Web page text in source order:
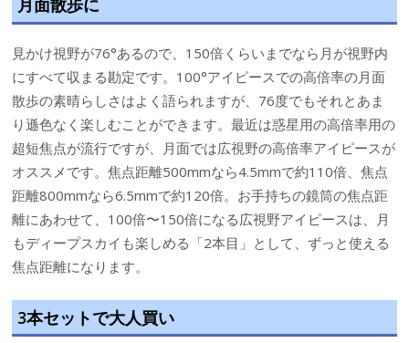
月面散歩に
見かけ視野が76°あるので、150倍くらいまでなら月が視野内
にすべて収まる勘定です。100°アイピースでの高倍率の月面
散歩の素晴らしさはよく語られますが、76度でもそれとあま
り遜色なく楽しむことができます。最近は惑星用の高倍率用の
超短焦点が流行ですが、月面では広視野の高倍率アイピースが
オススメです。焦点距離500mmなら4.5mmで約110倍、焦点
距離800mmなら6.5mmで約120倍。お手持ちの鏡筒の焦点距
離にあわせて、100倍〜150倍になる広視野アイピースは、月
もディープスカイも楽しめる「2本目」として、ずっと使える
焦点距離になります。
3本セットで大人買い